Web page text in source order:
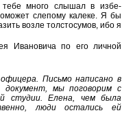
много слышал в избе-
слепому калеке. Я бы
возле толстосумов, ибо я
Ивановича по его личной
Письмо написано в
мы поговорим с
студии. Елена, чем была
люди остались ей